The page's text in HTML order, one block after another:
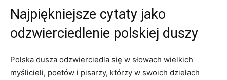
Najpiękniejsze cytaty jako
odzwierciedlenie polskiej duszy
Polska dusza odzwierciedla się w słowach wielkich
myślicieli, poetów i pisarzy, ⁢którzy w swoich dziełach